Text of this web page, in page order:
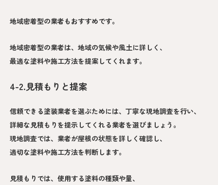
地域密着型の業者もおすすめです。
地域密着型の業者は、地域の気候や風土に詳しく、
最適な塗料や施工方法を提案してくれます。
4-2.見積もりと提案
信頼できる塗装業者を選ぶためには、丁寧な現地調査を行い、
詳細な見積もりを提示してくれる業者を選びましょう。
現地調査では、業者が屋根の状態を詳しく確認し、
適切な塗料や施工方法を判断します。
見積もりでは、使用する塗料の種類や量、